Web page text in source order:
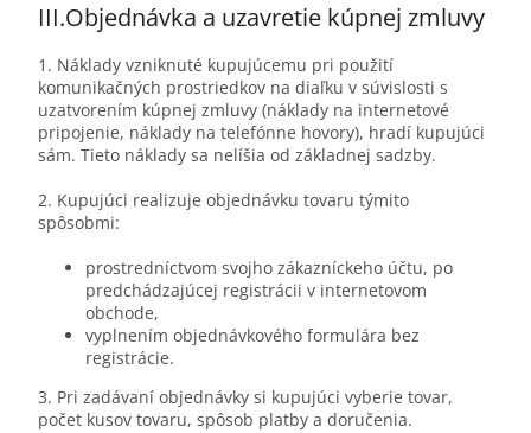
III.Objednávka a uzavretie kúpnej zmluvy
1. Náklady vzniknuté kupujúcemu pri použití
komunikačných prostriedkov na diaľku v súvislosti s
uzatvorením kúpnej zmluvy (náklady na internetové
pripojenie, náklady na telefónne hovory), hradí kupujúci
sám. Tieto náklady sa nelíšia od základnej sadzby.
2. Kupujúci realizuje objednávku tovaru týmito
spôsobmi:
prostredníctvom svojho zákazníckeho účtu, po
predchádzajúcej registrácii v internetovom
obchode,
vyplnením objednávkového formulára bez
registrácie.
3. Pri zadávaní objednávky si kupujúci vyberie tovar,
počet kusov tovaru, spôsob platby a doručenia.